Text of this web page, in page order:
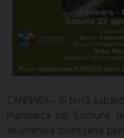
CANNARA – Si terrà
Piandarca nel Comune
ecumenica diocesana